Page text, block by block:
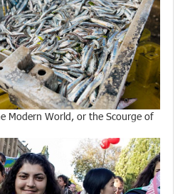
Modern World, or the Scourge of